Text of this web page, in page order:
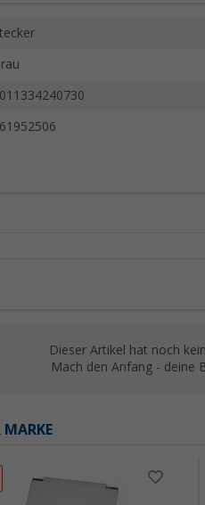
Dieser Artikel hat noch
Mach den Anfang - deine
MARKE